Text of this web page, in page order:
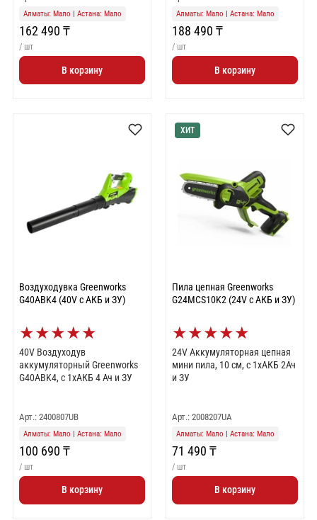
Алматы: Мало Астана: Мало
162 490 ₸
/ шт
В корзину
Алматы: Мало Астана: Мало
188 490 ₸
/ шт
В корзину
Воздуходувка Greenworks
G40ABK4 (40V с АКБ и ЗУ)
★★★★★
40V Воздуходув
аккумуляторный Greenworks
G40ABK4, с 1хАКБ 4 Ач и ЗУ
Арт.: 2400807UB
Алматы: Мало | Астана: Мало
100 690 ₸
/ шт
В корзину
ХИТ
Пила цепная Greenworks
G24MCS10K2 (24V с АКБ и ЗУ)
★★★★★
24V Аккумуляторная цепная
мини пила, 10 см, c 1хАКБ 2Ач
и ЗУ
Арт.: 2008207UA
Алматы: Мало | Астана: Мало
71 490 ₸
/ шт
В корзину